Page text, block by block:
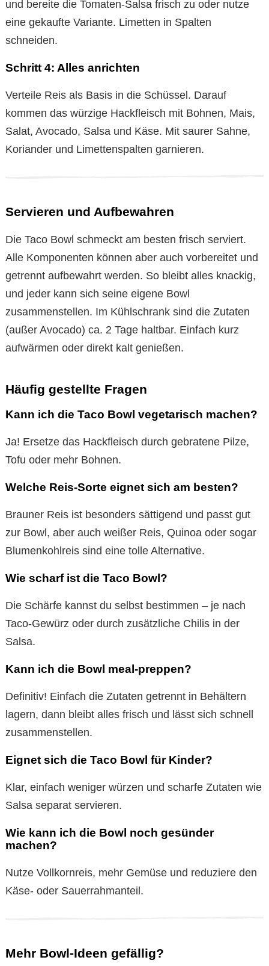
und bereite die Tomaten-Salsa frisch zu oder nutze
eine gekaufte Variante. Limetten in Spalten
schneiden.
Schritt 4: Alles anrichten
Verteile Reis als Basis in die Schüssel. Darauf
kommen das würzige Hackfleisch mit Bohnen, Mais,
Salat, Avocado, Salsa und Käse. Mit saurer Sahne,
Koriander und Limettenspalten garnieren.
Servieren und Aufbewahren
Die Taco Bowl schmeckt am besten frisch serviert.
Alle Komponenten können aber auch vorbereitet und
getrennt aufbewahrt werden. So bleibt alles knackig,
und jeder kann sich seine eigene Bowl
zusammenstellen. Im Kühlschrank sind die Zutaten
(außer Avocado) ca. 2 Tage haltbar. Einfach kurz
aufwärmen oder direkt kalt genießen.
Häufig gestellte Fragen
Kann ich die Taco Bowl vegetarisch machen?
Ja! Ersetze das Hackfleisch durch gebratene Pilze,
Tofu oder mehr Bohnen.
Welche Reis-Sorte eignet sich am besten?
Brauner Reis ist besonders sättigend und passt gut
zur Bowl, aber auch weißer Reis, Quinoa oder sogar
Blumenkohlreis sind eine tolle Alternative.
Wie scharf ist die Taco Bowl?
Die Schärfe kannst du selbst bestimmen – je nach
Taco-Gewürz oder durch zusätzliche Chilis in der
Salsa.
Kann ich die Bowl meal-preppen?
Definitiv! Einfach die Zutaten getrennt in Behältern
lagern, dann bleibt alles frisch und lässt sich schnell
zusammenstellen.
Eignet sich die Taco Bowl für Kinder?
Klar, einfach weniger würzen und scharfe Zutaten wie
Salsa separat servieren.
Wie kann ich die Bowl noch gesünder
machen?
Nutze Vollkornreis, mehr Gemüse und reduziere den
Käse- oder Sauerrahmanteil.
Mehr Bowl-Ideen gefällig?